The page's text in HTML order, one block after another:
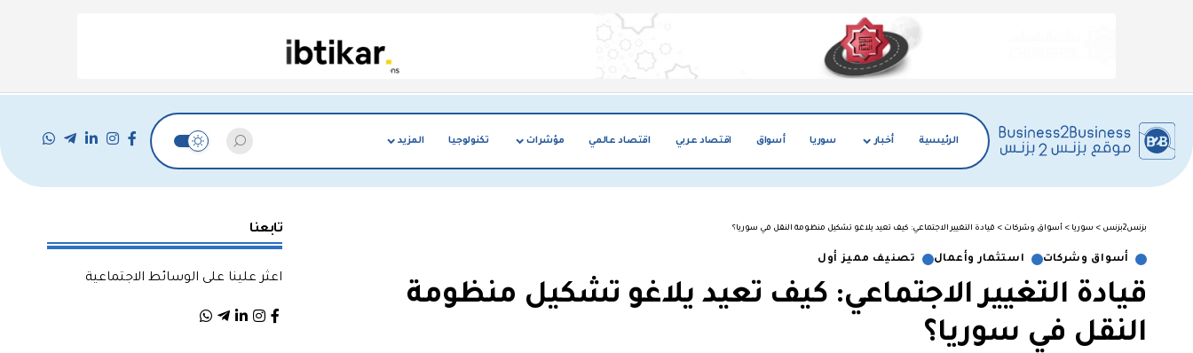
الرئيسية أخبار سوريا أسواق اقتصاد عربي اقتصاد عالمي مؤشرات تكنولوجيا المزيد
بزنس2بزنس > سوريا > أسواق وشركات > قيادة التغيير الاجتماعي: كيف تعيد يلاغو تشكيل منظومة النقل في سوريا؟
أسواق وشركات استثمار وأعمال تصنيف مميز أول
قيادة التغيير الاجتماعي: كيف تعيد يلاغو تشكيل منظومة
النقل في سوريا؟
تابعنا
اعثر علينا على الوسائط الاجتماعية